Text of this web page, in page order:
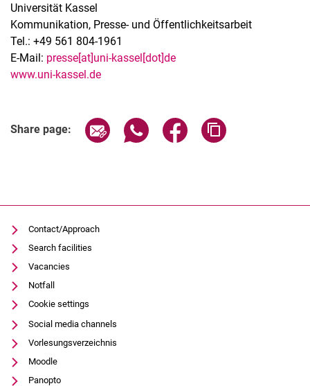
Universität Kassel
Kommunikation, Presse- und Öffentlichkeitsarbeit
Tel.: +49 561 804-1961
E-Mail: presse[at]uni-kassel[dot]de
www.uni-kassel.de
Share page: Share page via email
Share page via WhatsApp
Share page via
Contact/Approach
Search facilities
Vacancies
Notfall
Cookie settings
Social media channels
Vorlesungsverzeichnis
Moodle
Panopto